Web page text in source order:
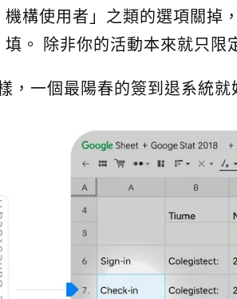
機構使用者」之類的選項關掉
填。 除非你的活動本來就只限
，一個最陽春的簽到退系統就